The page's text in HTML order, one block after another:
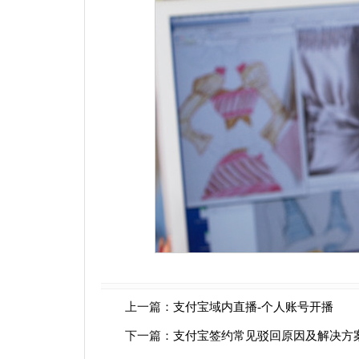
上一篇： 支付宝域内直播-个人账号开播
下一篇： 支付宝签约常见驳回原因及解决方